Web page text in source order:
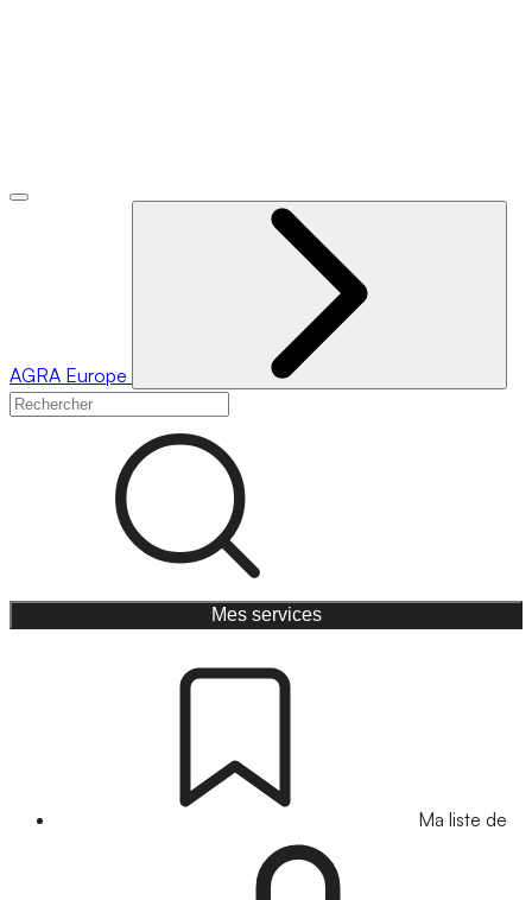
AGRA Europe
Mes services
Ma liste de